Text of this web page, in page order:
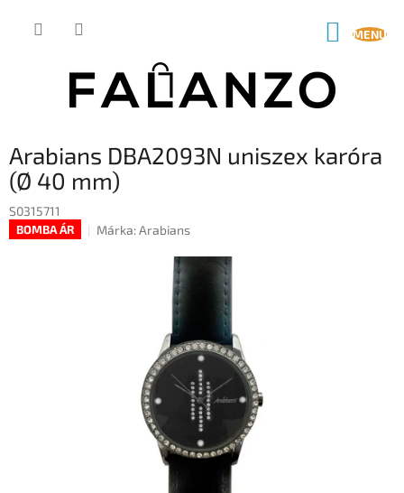
KOSÁR
Arabians DBA2093N uniszex karóra
(Ø 40 mm)
S0315711
BOMBA ÁR Márka:Arabians